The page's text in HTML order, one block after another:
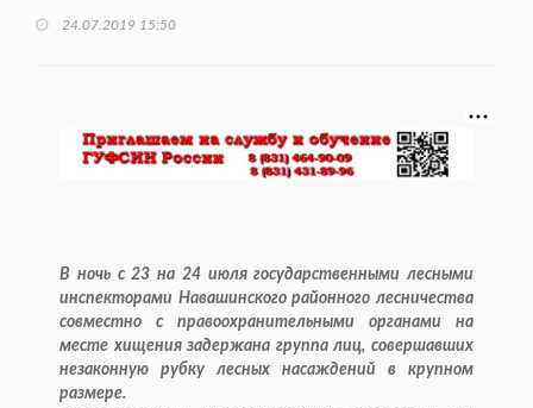
24.07.2019 15:50
В ночь с 23 на 24 июля государственными лесными
инспекторами Навашинского районного лесничества
совместно с правоохранительными органами на
месте хищения задержана группа лиц, совершавших
незаконную рубку лесных насаждений в крупном
размере.